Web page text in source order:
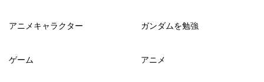
アニメキャラクター ガンダムを勉強
ゲーム アニメ